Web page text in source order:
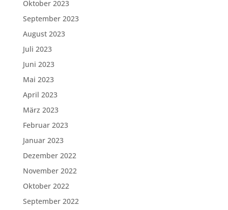
Oktober 2023
September 2023
August 2023
Juli 2023
Juni 2023
Mai 2023
April 2023
März 2023
Februar 2023
Januar 2023
Dezember 2022
November 2022
Oktober 2022
September 2022